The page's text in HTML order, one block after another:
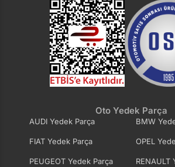
Oto Yedek Parça
AUDI Yedek Parça BMW
FIAT Yedek Parça OPEL
PEUGEOT Yedek Parça RENAULT